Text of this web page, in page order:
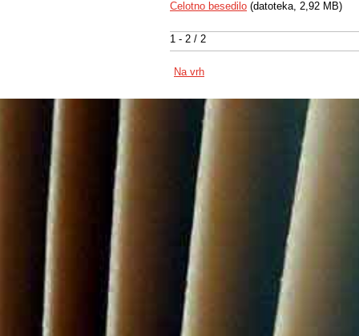
1 - 2 / 2
Celotno besedilo (datoteka, 2,92 MB)
Na vrh